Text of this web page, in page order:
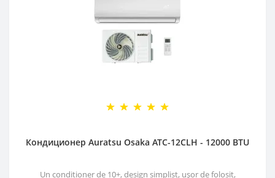
Кондиционер Auratsu Osaka ATC-12CLH - 12000 BTU
Un conditioner de 10+, design simplist, ușor de folosit,